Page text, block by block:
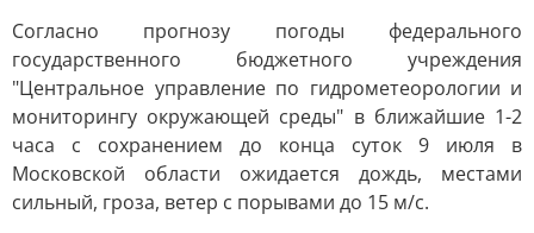
Согласно прогнозу погоды федерального
государственного бюджетного учреждения
"Центральное управление по гидрометеорологии и
мониторингу окружающей среды" в ближайшие 1-2
часа с сохранением до конца суток 9 июля в
Московской области ожидается дождь, местами
сильный, гроза, ветер с порывами до 15 м/с.